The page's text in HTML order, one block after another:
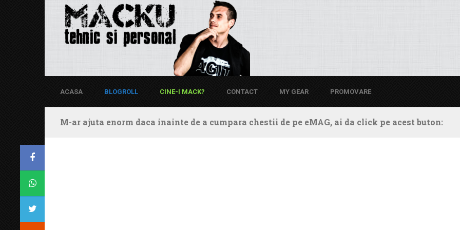
ACASA BLOGROLL CINE-I MACK? CONTACT MY GEAR PROMOVARE
M-ar ajuta enorm daca inainte de a cumpara chestii de pe eMAG, ai da click pe acest buton: